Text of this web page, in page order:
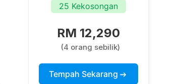
25 Kekosongan
RM 12,290
(4 orang sebilik)
Tempah Sekarang